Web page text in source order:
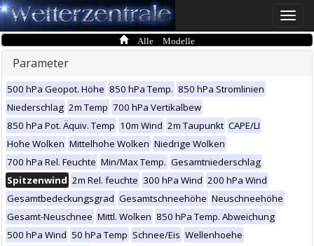
Toggle
Alle Modelle
Parameter
500 hPa Geopot. Höhe 850 hPa Temp. 850 hPa Stromlinien
Niederschlag 2m Temp 700 hPa Vertikalbew
850 hPa Pot. Äquiv. Temp 10m Wind 2m Taupunkt CAPE/LI
Hohe Wolken Mittelhohe Wolken Niedrige Wolken
700 hPa Rel. Feuchte Min/Max Temp. Gesamtniederschlag
Spitzenwind 2m Rel. feuchte 300 hPa Wind 200 hPa Wind
Gesamtbedeckungsgrad Gesamtschneehöhe Neuschneehöhe
Gesamt-Neuschnee Mittl. Wolken 850 hPa Temp. Abweichung
500 hPa Wind 50 hPa Temp Schnee/Eis Wellenhoehe